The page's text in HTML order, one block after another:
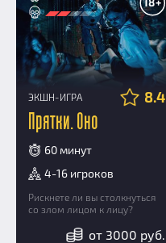
ЭКШН-ИГРА 8.4
Прятки. Оно
60 минут
4-16 игроков
Рискнете ли вы столкнуться
со злом лицом к лицу?
от 3000 руб.